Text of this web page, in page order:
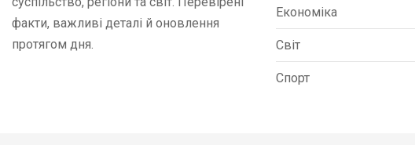
факти, важливі деталі й оновлення
протягом дня.
Економіка
Світ
Спорт